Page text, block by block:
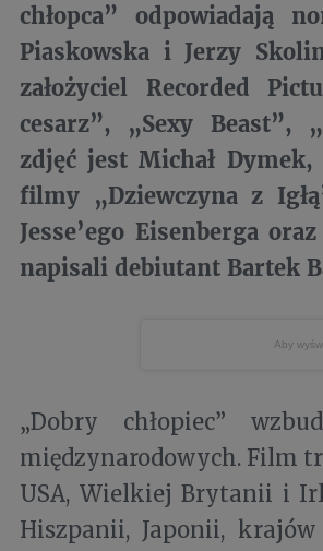
chłopca” odpowiadają
Piaskowska i Jerzy
założyciel Recorded
cesarz”, „Sexy Beast”,
zdjęć jest Michał
filmy „Dziewczyna z
Jesse’ego Eisenberga
napisali debiutant Bartek
Aby
„Dobry chłopiec”
międzynarodowych. Film
USA, Wielkiej Brytanii i
Hiszpanii, Japonii,